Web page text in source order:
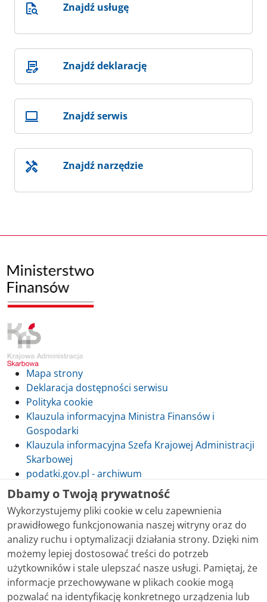
Znajdź usługę
Znajdź deklarację
Znajdź serwis
Znajdź narzędzie
Mapa strony
Deklaracja dostępności serwisu
Polityka cookie
Klauzula informacyjna Ministra Finansów i
Gospodarki
Klauzula informacyjna Szefa Krajowej Administracji
Skarbowej
podatki.gov.pl - archiwum
Skontaktuj się z nami
Treści zamieszczone w serwisie udostępniamy
bezpłatnie. Korzystanie z treści opublikowanych w
serwisie podatki.gov.pl, niezależnie od celu i sposobu
Dbamy o Twoją prywatność
Wykorzystujemy pliki cookie w celu zapewnienia
prawidłowego funkcjonowania naszej witryny oraz do
analizy ruchu i optymalizacji działania strony. Dzięki nim
możemy lepiej dostosować treści do potrzeb
użytkowników i stale ulepszać nasze usługi. Pamiętaj, że
informacje przechowywane w plikach cookie mogą
pozwalać na identyfikację konkretnego urządzenia lub